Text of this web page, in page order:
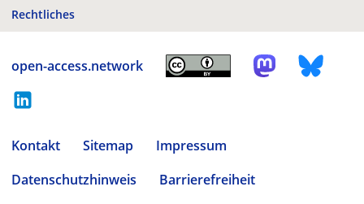
Rechtliches
open-access.network
Kontakt Sitemap
Impressum
Datenschutzhinweis
Barrierefreiheit